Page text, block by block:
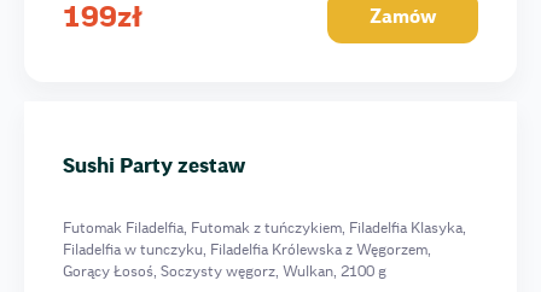
199zł Zamów
Sushi Party zestaw
Futomak Filadelfia, Futomak z tuńczykiem, Filadelfia Klasyka,
Filadelfia w tunczyku, Filadelfia Królewska z Węgorzem,
Gorący Łosoś, Soczysty węgorz, Wulkan, 2100 g